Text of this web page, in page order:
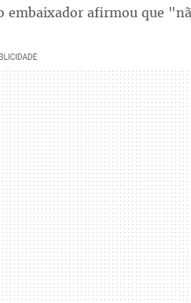
embaixador afirmou que